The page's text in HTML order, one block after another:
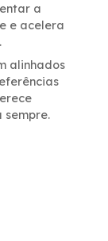
a
e acelera
alinhados
sempre.